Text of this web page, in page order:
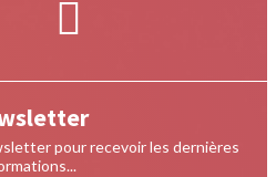
pour recevoir les dernières